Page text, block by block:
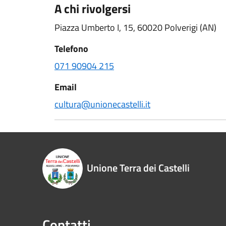
A chi rivolgersi
Piazza Umberto I, 15, 60020 Polverigi (AN)
Telefono
071 90904 215
Email
cultura@unionecastelli.it
Unione Terra dei Castelli